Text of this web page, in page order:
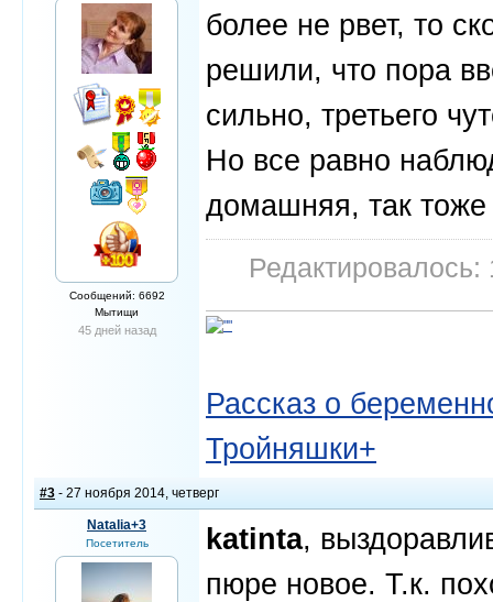
Сообщений: 6692
Мытищи
45 дней назад
более не рвет, то
решили, что пора
сильно, третьего
Но все равно
домашняя, так тоже
Рассказ о
Тройняшки+
#3 - 27 ноября 2014, четверг
Natalia+3
Посетитель katinta,
пюре новое. Т.к.